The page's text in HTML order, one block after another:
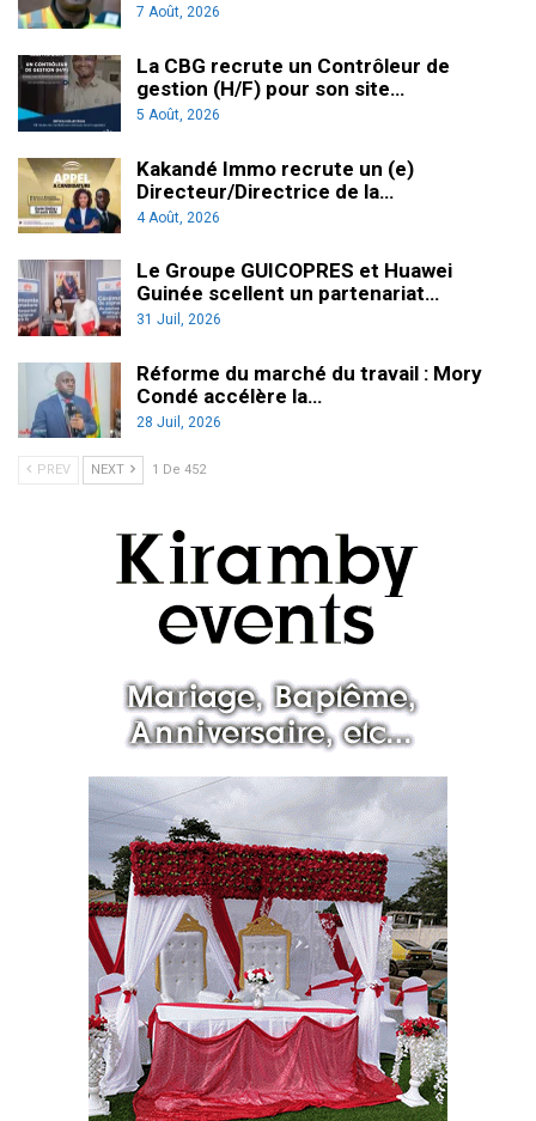
7 Août, 2026
La CBG recrute un Contrôleur de
gestion (H/F) pour son site…
5 Août, 2026
Kakandé Immo recrute un (e)
Directeur/Directrice de la…
4 Août, 2026
Le Groupe GUICOPRES et Huawei
Guinée scellent un partenariat…
31 Juil, 2026
Réforme du marché du travail : Mory
Condé accélère la…
28 Juil, 2026
PREV NEXT 1 De 452